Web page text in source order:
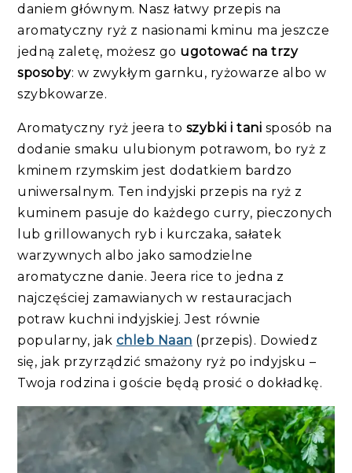
daniem głównym. Nasz łatwy przepis na
aromatyczny ryż z nasionami kminu ma jeszcze
jedną zaletę, możesz go ugotować na trzy
sposoby: w zwykłym garnku, ryżowarze albo w
szybkowarze.
Aromatyczny ryż jeera to szybki i tani sposób na
dodanie smaku ulubionym potrawom, bo ryż z
kminem rzymskim jest dodatkiem bardzo
uniwersalnym. Ten indyjski przepis na ryż z
kuminem pasuje do każdego curry, pieczonych
lub grillowanych ryb i kurczaka, sałatek
warzywnych albo jako samodzielne
aromatyczne danie. Jeera rice to jedna z
najczęściej zamawianych w restauracjach
potraw kuchni indyjskiej. Jest równie
popularny, jak chleb Naan (przepis). Dowiedz
się, jak przyrządzić smażony ryż po indyjsku –
Twoja rodzina i goście będą prosić o dokładkę.